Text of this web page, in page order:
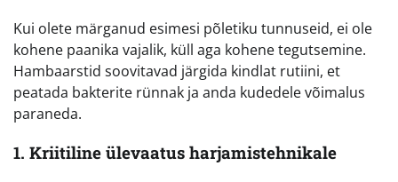
Kui olete märganud esimesi põletiku tunnuseid, ei ole
kohene paanika vajalik, küll aga kohene tegutsemine.
Hambaarstid soovitavad järgida kindlat rutiini, et
peatada bakterite rünnak ja anda kudedele võimalus
paraneda.
1. Kriitiline ülevaatus harjamistehnikale